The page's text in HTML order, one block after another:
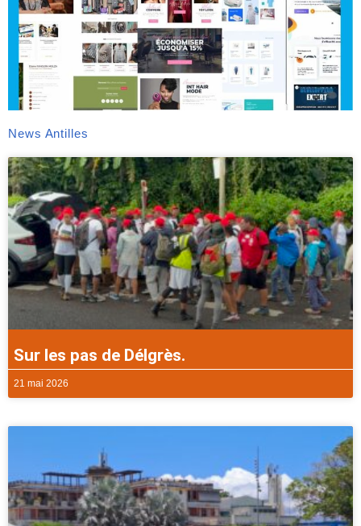
News Antilles
Sur les pas de Délgrès.
21 mai 2026